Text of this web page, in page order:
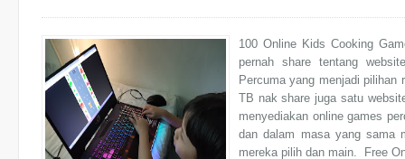
100 Online Kids Cooking
pernah share tentang
Percuma yang menjadi
TB nak share juga satu
menyediakan online games
dan dalam masa yang sama
mereka pilih dan main. Free